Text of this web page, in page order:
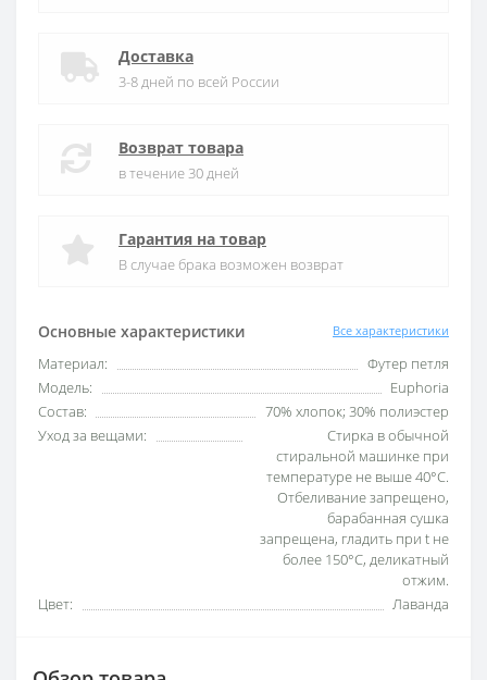
Основные характеристики Все характеристики
Материал:
Футер петля
Модель:
Euphoria
Состав:
70% хлопок; 30% полиэстер
Уход за вещами:
Стирка в обычной
стиральной машинке при
температуре не выше 40°С.
Отбеливание запрещено,
барабанная сушка
запрещена, гладить при t не
более 150°С, деликатный
отжим.
Цвет:
Лаванда
Доставка
3-8 дней по всей России
Возврат товара
в течение 30 дней
Гарантия на товар
В случае брака возможен возврат